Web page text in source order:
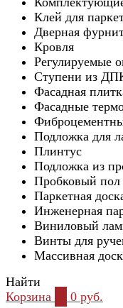
Клей для
Дверная
Кровля
Регулируемые
Ступени из
Фасадная
Фасадные
Подложка для
Плинтус
Подложка из
Пробковый пол
Паркетная
Инженерная
Виниловый
Винты для
Массивная
Найти
Корзина
0 руб.